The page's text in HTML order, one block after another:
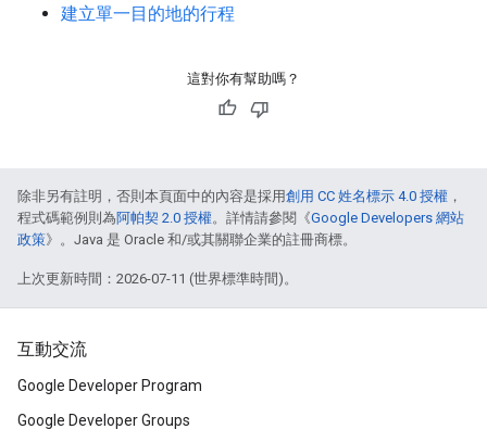
建立單一目的地的行程
這對你有幫助嗎？
除非另有註明，否則本頁面中的內容是採用創用 CC 姓名標示 4.0 授權 ，
程式碼範例則為阿帕契 2.0 授權。詳情請參閱《Google Developers 網站
政策》。Java 是 Oracle 和/或其關聯企業的註冊商標。
上次更新時間：2026-07-11 (世界標準時間)。
互動交流
Google Developer Program
Google Developer Groups